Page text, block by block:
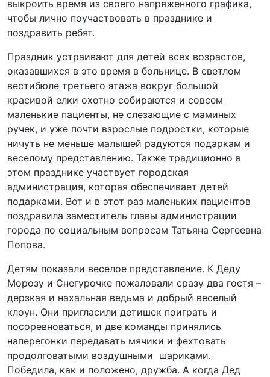
выкроить время из своего напряженного графика,
чтобы лично поучаствовать в празднике и
поздравить ребят.
Праздник устраивают для детей всех возрастов,
оказавшихся в это время в больнице. В светлом
вестибюле третьего этажа вокруг большой
красивой елки охотно собираются и совсем
маленькие пациенты, не слезающие с маминых
ручек, и уже почти взрослые подростки, которые
ничуть не меньше малышей радуются подаркам и
веселому представлению. Также традиционно в
этом празднике участвует городская
администрация, которая обеспечивает детей
подарками. Вот и в этот раз маленьких пациентов
поздравила заместитель главы администрации
города по социальным вопросам Татьяна Сергеевна
Попова.
Детям показали веселое представление. К Деду
Морозу и Снегурочке пожаловали сразу два гостя –
дерзкая и нахальная ведьма и добрый веселый
клоун. Они пригласили детишек поиграть и
посоревноваться, и две команды принялись
наперегонки передавать мячики и фехтовать
продолговатыми воздушными шариками.
Победила, как и положено, дружба. А когда Дед